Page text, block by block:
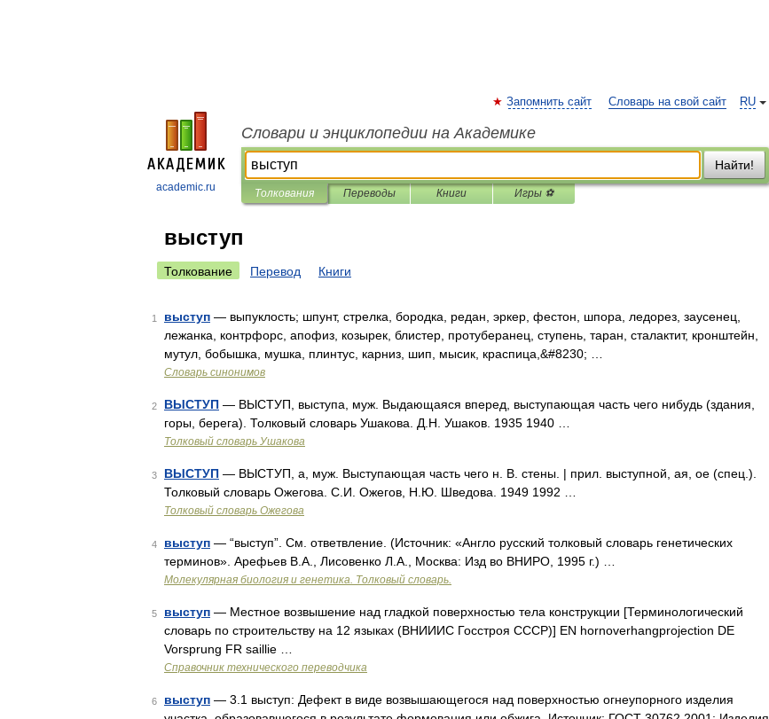
academic.ru
RU
Запомнить сайт Словарь на свой сайт
Словари и энциклопедии на Академике
Найти!
Толкования Переводы Книги Игры ⚽
выступ
Толкование Перевод Книги
1 выступ — выпуклость; шпунт, стрелка, бородка, редан, эркер, фестон, шпора, ледорез, заусенец,
лежанка, контрфорс, апофиз, козырек, блистер, протуберанец, ступень, таран, сталактит, кронштейн,
мутул, бобышка, мушка, плинтус, карниз, шип, мысик, краспица,&#8230; …
Словарь синонимов
2 ВЫСТУП — ВЫСТУП, выступа, муж. Выдающаяся вперед, выступающая часть чего нибудь (здания,
горы, берега). Толковый словарь Ушакова. Д.Н. Ушаков. 1935 1940 …
Толковый словарь Ушакова
3 ВЫСТУП — ВЫСТУП, а, муж. Выступающая часть чего н. В. стены. | прил. выступной, ая, ое (спец.).
Толковый словарь Ожегова. С.И. Ожегов, Н.Ю. Шведова. 1949 1992 …
Толковый словарь Ожегова
4 выступ — “выступ”. См. ответвление. (Источник: «Англо русский толковый словарь генетических
терминов». Арефьев В.А., Лисовенко Л.А., Москва: Изд во ВНИРО, 1995 г.) …
Молекулярная биология и генетика. Толковый словарь.
5 выступ — Местное возвышение над гладкой поверхностью тела конструкции [Терминологический
словарь по строительству на 12 языках (ВНИИИС Госстроя СССР)] EN hornoverhangprojection DE
Vorsprung FR saillie …
Справочник технического переводчика
6 выступ — 3.1 выступ: Дефект в виде возвышающегося над поверхностью огнеупорного изделия